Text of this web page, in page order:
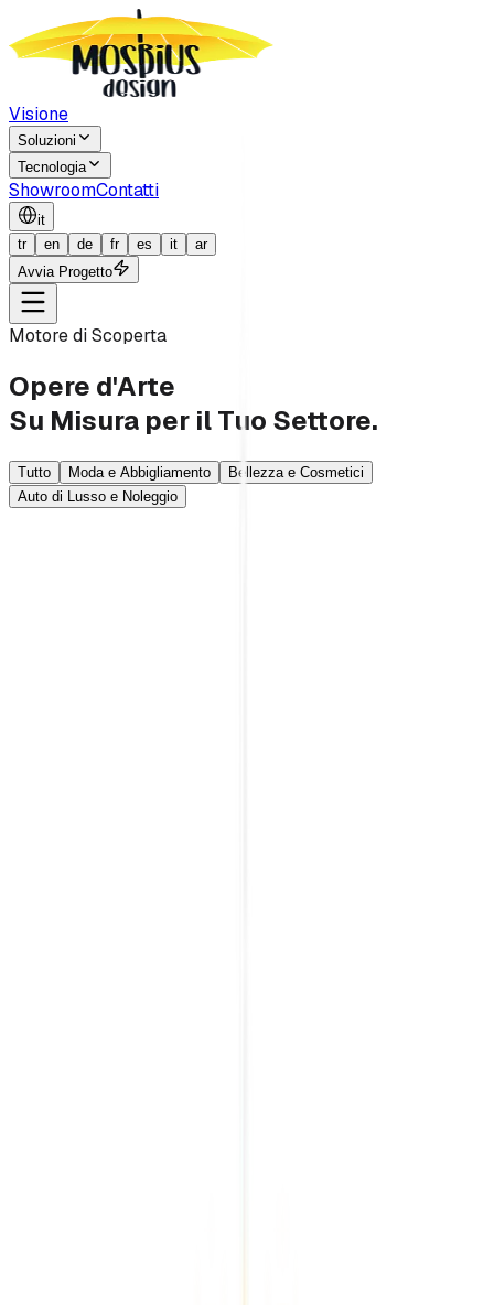
Visione
Soluzioni
Tecnologia
ShowroomContatti
it
tr
en de fr es it
ar
Avvia Progetto
Motore di Scoperta
Opere d'Arte
Su Misura per il Tuo Settore.
Tutto Moda e Abbigliamento
Bellezza e Cosmetici
Auto di Lusso e Noleggio